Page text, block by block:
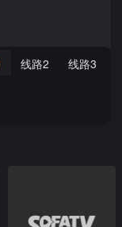
线路2 线路3